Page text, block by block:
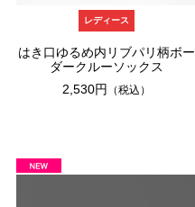
レディース
はき口ゆるめ内リブパリ柄ボー
ダークルーソックス
2,530円
（税込）